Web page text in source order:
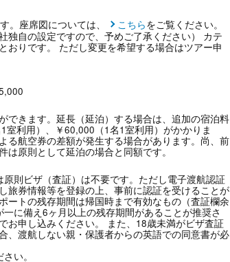
。座席図については、 こちらをご覧ください。
独自の設定ですので、予めご了承ください） カテ
おりです。 ただし変更を希望する場合はツアー申
できます。延長（延泊）する場合は、追加の宿泊料
利用）、￥60,000（1名1室利用）がかかりま
る航空券の差額が発生する場合があります。尚、前
原則として延泊の場合と同額です。
則ビザ（査証）は不要です。ただし電子渡航認証
旅券情報等を登録の上、事前に認証を受けることが
ートの残存期間は帰国時まで有効なもの（査証欄余
に備え6ヶ月以上の残存期間があることが推奨さ
お申し込みください。 また、18歳未満がビザ査証
、渡航しない親・保護者からの英語での同意書が必
い。